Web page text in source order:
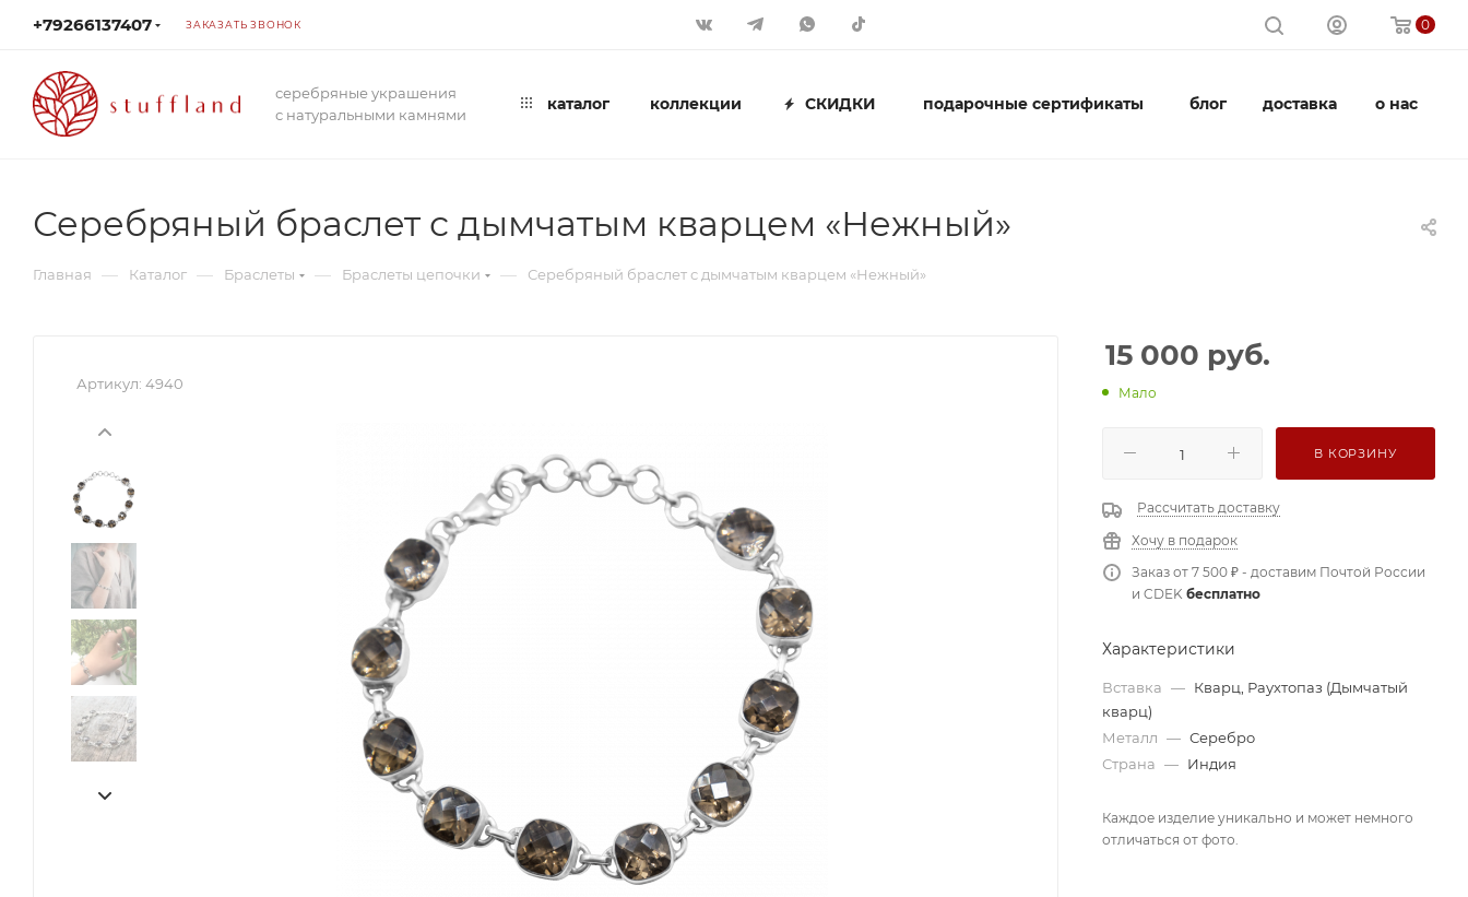
+79266137407 ЗАКАЗАТЬ ЗВОНОК 0
серебряные украшения
с натуральными камнями
каталог коллекции СКИДКИ подарочные сертификаты блог доставка о нас
Серебряный браслет с дымчатым кварцем «Нежный»
Главная — Каталог — Браслеты — Браслеты цепочки — Серебряный браслет с дымчатым кварцем «Нежный»
Артикул: 4940
15 000 руб.
Мало
В КОРЗИНУ
Рассчитать доставку
Хочу в подарок
Заказ от 7 500 ₽ - доставим Почтой России
и CDEK бесплатно
Характеристики
Вставка — Кварц, Раухтопаз (Дымчатый
кварц)
Металл — Серебро
Страна — Индия
Каждое изделие уникально и может немного
отличаться от фото.